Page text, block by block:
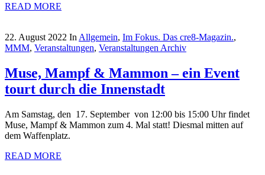
READ MORE
22. August 2022 In Allgemein, Im Fokus. Das cre8-Magazin.,
MMM, Veranstaltungen, Veranstaltungen Archiv
Muse, Mampf & Mammon – ein Event
tourt durch die Innenstadt
Am Samstag, den 17. September von 12:00 bis 15:00 Uhr findet
Muse, Mampf & Mammon zum 4. Mal statt! Diesmal mitten auf
dem Waffenplatz.
READ MORE